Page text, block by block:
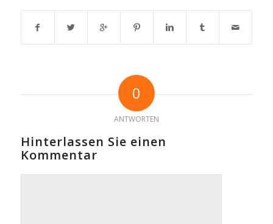
0
ANTWORTEN
Hinterlassen Sie einen
Kommentar